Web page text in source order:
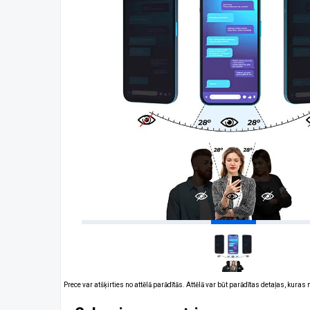
Prece var atšķirties no attēlā parādītās. Attēlā var būt parādītas detaļas, kuras